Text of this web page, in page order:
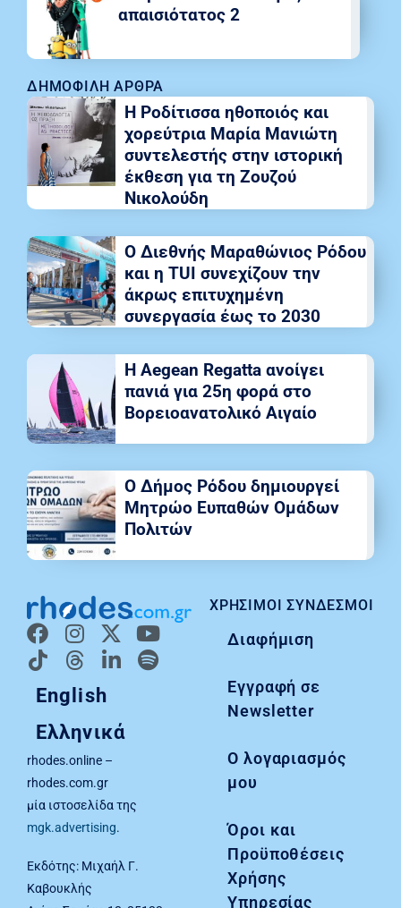
English
Ελληνικά
rhodes.online –
rhodes.com.gr
μία ιστοσελίδα της
mgk.advertising.
Εκδότης: Μιχαήλ Γ.
Καβουκλής
ΧΡΉΣΙΜΟΙ ΣΎΝΔΕΣΜΟΙ
Διαφήμιση
Εγγραφή σε
Newsletter
Ο λογαριασμός
μου
Όροι και
Προϋποθέσεις
Χρήσης
Υπηρεσίας
ΔΗΜΟΦΙΛΉ ΆΡΘΡΑ
Η Ροδίτισσα ηθοποιός και
χορεύτρια Μαρία Μανιώτη
συντελεστής στην ιστορική
έκθεση για τη Ζουζού
Νικολούδη
Ο Διεθνής Μαραθώνιος Ρόδου
και η TUI συνεχίζουν την
άκρως επιτυχημένη
συνεργασία έως το 2030
Η Aegean Regatta ανοίγει
πανιά για 25η φορά στο
Βορειοανατολικό Αιγαίο
Ο Δήμος Ρόδου δημιουργεί
Μητρώο Ευπαθών Ομάδων
Πολιτών
απαισιότατος 2